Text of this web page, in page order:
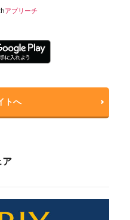
アプリーチ
トへ
ア